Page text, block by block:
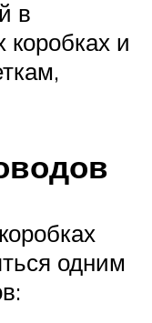
в
коробках и
одним